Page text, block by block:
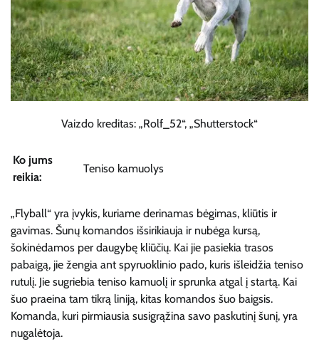
Vaizdo kreditas: „Rolf_52“, „Shutterstock“
Ko jums
reikia:
Teniso kamuolys
„Flyball“ yra įvykis, kuriame derinamas bėgimas, kliūtis ir
gavimas. Šunų komandos išsirikiauja ir nubėga kursą,
šokinėdamos per daugybę kliūčių. Kai jie pasiekia trasos
pabaigą, jie žengia ant spyruoklinio pado, kuris išleidžia teniso
rutulį. Jie sugriebia teniso kamuolį ir sprunka atgal į startą. Kai
šuo praeina tam tikrą liniją, kitas komandos šuo baigsis.
Komanda, kuri pirmiausia susigrąžina savo paskutinį šunį, yra
nugalėtoja.